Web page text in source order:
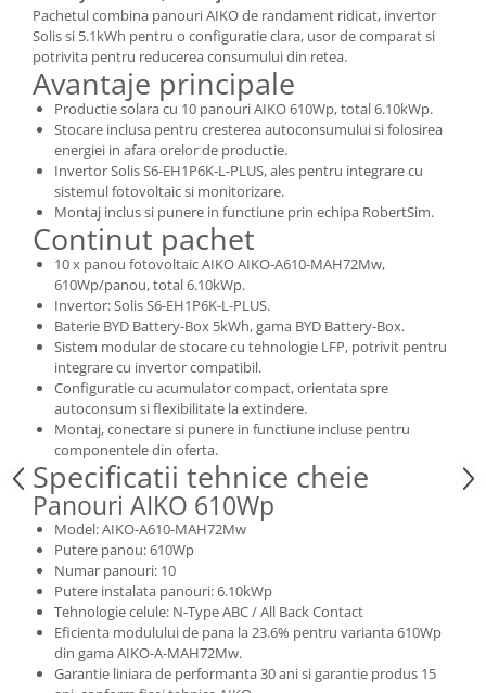
Pachetul combina panouri AIKO de randament ridicat, invertor
Solis si 5.1kWh pentru o configuratie clara, usor de comparat si
potrivita pentru reducerea consumului din retea.
Avantaje principale
Productie solara cu 10 panouri AIKO 610Wp, total 6.10kWp.
Stocare inclusa pentru cresterea autoconsumului si folosirea
energiei in afara orelor de productie.
Invertor Solis S6-EH1P6K-L-PLUS, ales pentru integrare cu
sistemul fotovoltaic si monitorizare.
Montaj inclus si punere in functiune prin echipa RobertSim.
Continut pachet
10 x panou fotovoltaic AIKO AIKO-A610-MAH72Mw,
610Wp/panou, total 6.10kWp.
Invertor: Solis S6-EH1P6K-L-PLUS.
Baterie BYD Battery-Box 5kWh, gama BYD Battery-Box.
Sistem modular de stocare cu tehnologie LFP, potrivit pentru
integrare cu invertor compatibil.
Configuratie cu acumulator compact, orientata spre
autoconsum si flexibilitate la extindere.
Montaj, conectare si punere in functiune incluse pentru
componentele din oferta.
Specificatii tehnice cheie
Panouri AIKO 610Wp
Model: AIKO-A610-MAH72Mw
Putere panou: 610Wp
Numar panouri: 10
Putere instalata panouri: 6.10kWp
Tehnologie celule: N-Type ABC / All Back Contact
Eficienta modulului de pana la 23.6% pentru varianta 610Wp
din gama AIKO-A-MAH72Mw.
Garantie liniara de performanta 30 ani si garantie produs 15